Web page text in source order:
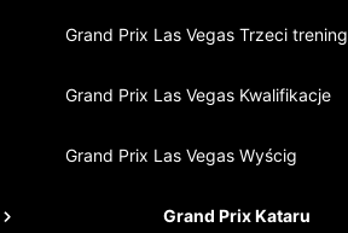
Grand Prix Las Vegas Trzeci trening
Grand Prix Las Vegas Kwalifikacje
Grand Prix Las Vegas Wyścig
Grand Prix Kataru